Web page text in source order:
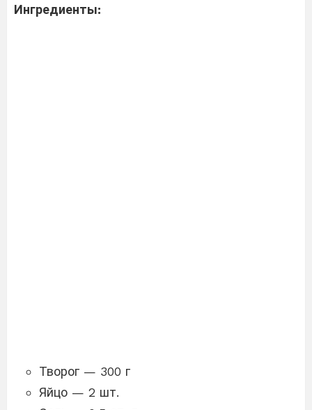
Ингредиенты:
Творог — 300 г
Яйцо — 2 шт.